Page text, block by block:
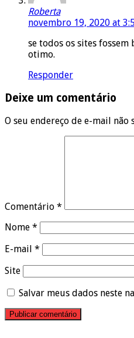
Roberta
novembro 19, 2020 at
se todos os sites fossem
otimo.
Responder
Deixe um comentário
O seu endereço de e-mail não
Comentário *
Nome *
E-mail *
Site
Salvar meus dados neste